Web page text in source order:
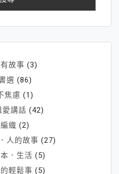
故事 (3)
選 (86)
焦慮 (1)
愛講話 (42)
織 (2)
人的故事 (27)
．生活 (5)
輕鬆事 (5)